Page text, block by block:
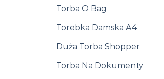
Torba O Bag
Torebka Damska A4
Duża Torba Shopper
Torba Na Dokumenty